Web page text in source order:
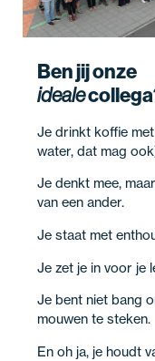
Ben jij onze
ideale
Je drinkt koffie
water, dat mag
Je denkt mee,
van een ander.
Je staat met
Je zet je in voor je
Je bent niet bang
mouwen te steken.
En oh ja, je houdt